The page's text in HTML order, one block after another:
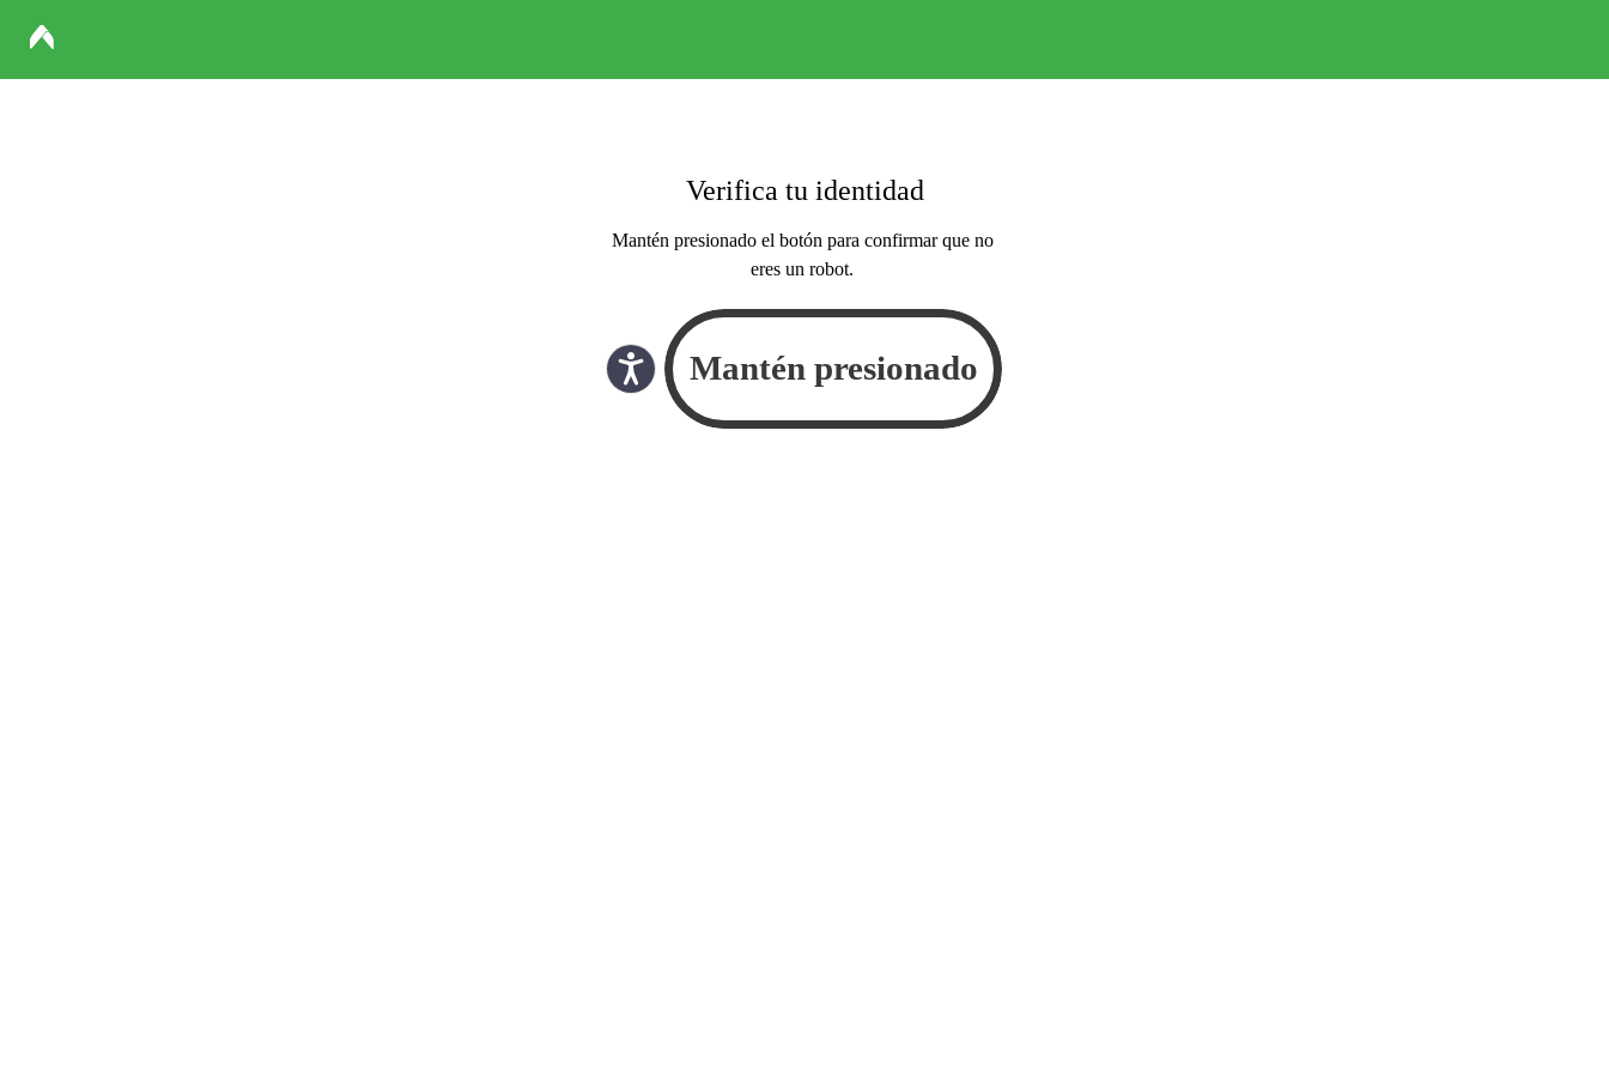
Verifica tu identidad
Mantén presionado el botón para confirmar que no
eres un robot.